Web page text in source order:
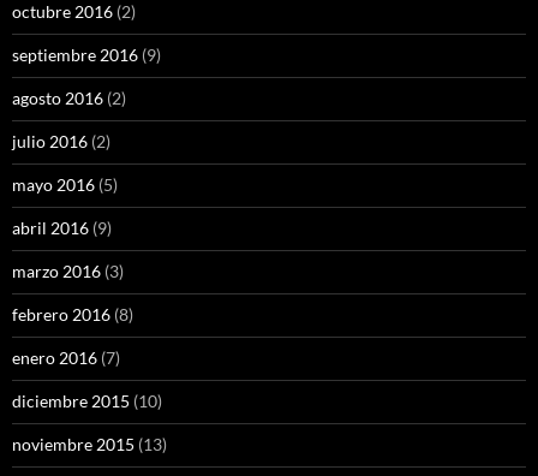
octubre 2016 (2)
septiembre 2016 (9)
agosto 2016 (2)
julio 2016 (2)
mayo 2016 (5)
abril 2016 (9)
marzo 2016 (3)
febrero 2016 (8)
enero 2016 (7)
diciembre 2015 (10)
noviembre 2015 (13)